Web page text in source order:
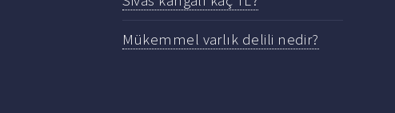
Mükemmel varlık delili nedir?